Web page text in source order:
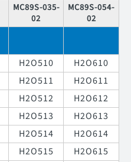
MC89S-035-
02
MC89S-054-
02
H2O510
H2O610
H2O511
H2O611
H2O512
H2O612
H2O513
H2O613
H2O514
H2O614
H2O515
H2O615